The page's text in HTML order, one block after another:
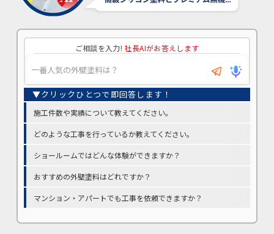
ご相談を入力! 社長AIがお答えします
施工件数や実績について教えてください。
どのような工事を行っているか教えてください。
ショールームではどんな体験ができますか？
おすすめの外壁塗料はどれですか？
マンション・アパートでも工事を依頼できますか？